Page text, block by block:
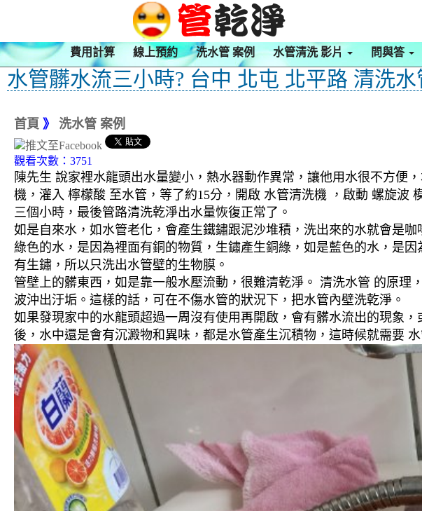
費用計算 線上預約 洗水管 案例 水管清洗 影片 問與答
水管髒水流三小時? 台中 北屯 北平路 清洗水
首頁 》 洗水管 案例
觀看次數：3751
陳先生 說家裡水龍頭出水量變小，熱水器動作異常，讓他用水很不方便
機，灌入 檸檬酸 至水管，等了約15分，開啟 水管清洗機 ，啟動 螺旋波
三個小時，最後管路清洗乾淨出水量恢復正常了。
如是自來水，如水管老化，會產生鐵鏽跟泥沙堆積，洗出來的水就會是
綠色的水，是因為裡面有銅的物質，生鏽產生銅綠，如是藍色的水，是
有生鏽，所以只洗出水管壁的生物膜。
管壁上的髒東西，如是靠一般水壓流動，很難清乾淨。 清洗水管 的原
波沖出汙垢。這樣的話，可在不傷水管的狀況下，把水管內壁洗乾淨。
如果發現家中的水龍頭超過一周沒有使用再開啟，會有髒水流出的現象
後，水中還是會有沉澱物和異味，都是水管產生沉積物，這時候就需要 水